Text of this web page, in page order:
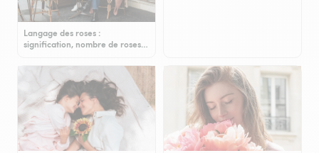
Langage des roses :
signification, nombre de roses…